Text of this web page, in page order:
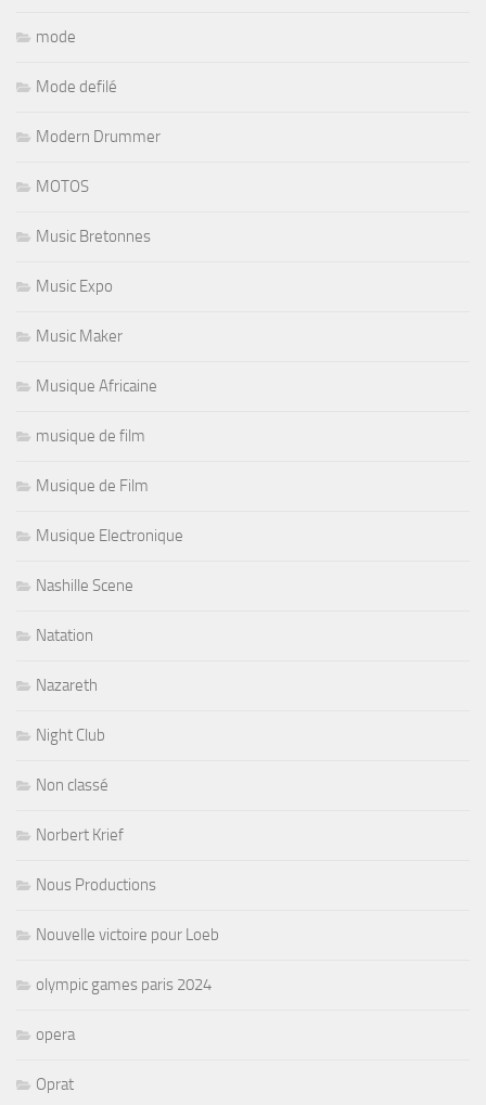
mode
Mode defilé
Modern Drummer
MOTOS
Music Bretonnes
Music Expo
Music Maker
Musique Africaine
musique de film
Musique de Film
Musique Electronique
Nashille Scene
Natation
Nazareth
Night Club
Non classé
Norbert Krief
Nous Productions
Nouvelle victoire pour Loeb
olympic games paris 2024
opera
Oprat